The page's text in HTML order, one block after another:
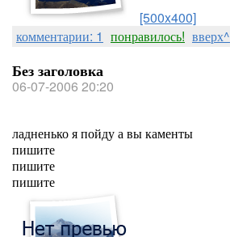
[500x400]
комментарии: 1 понравилось! вверх^
Без заголовка
06-07-2006 20:20
ладненько я пойду а вы каменты
пишите
пишите
пишите